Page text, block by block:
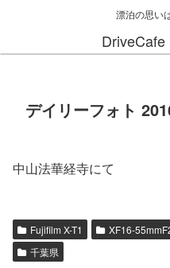
漂泊の思い
DriveCafe
デイリーフォト
中山法華経寺にて
Fujifilm X-T1 XF16-
千葉県